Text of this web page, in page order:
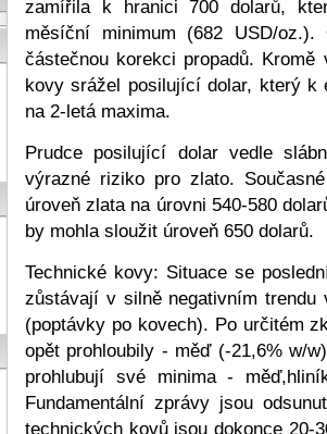
zamířila k hranici 700 dolarů,
měsíční minimum (682 USD/
částečnou korekci propadů. Kromě
kovy srážel posilující dolar, který k
na 2-letá maxima.
Prudce posilující dolar vedle
výrazné riziko pro zlato.
úroveň zlata na úrovni 540-580
by mohla sloužit úroveň 650 dolarů.
Technické kovy: Situace se
zůstávají v silně negativním trendu
(poptávky po kovech). Po určitém
opět prohloubily - měď (-21,6% w/
prohlubují své minima -
Fundamentální zprávy jsou
technických kovů jsou dokonce 20-